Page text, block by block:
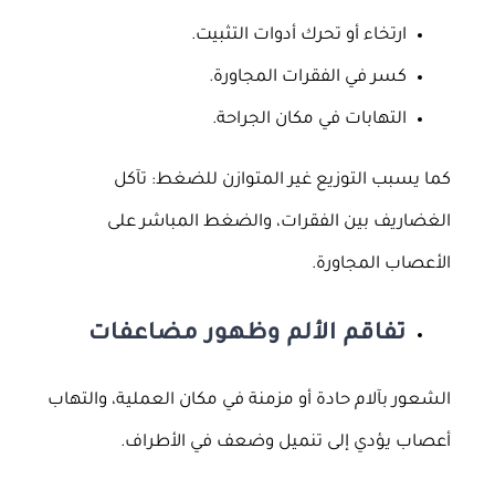
ارتخاء أو تحرك أدوات التثبيت.
كسر في الفقرات المجاورة.
التهابات في مكان الجراحة.
كما يسبب التوزيع غير المتوازن للضغط: تآكل
الغضاريف بين الفقرات، والضغط المباشر على
الأعصاب المجاورة.
تفاقم الألم وظهور مضاعفات
الشعور بآلام حادة أو مزمنة في مكان العملية، والتهاب
أعصاب يؤدي إلى تنميل وضعف في الأطراف.